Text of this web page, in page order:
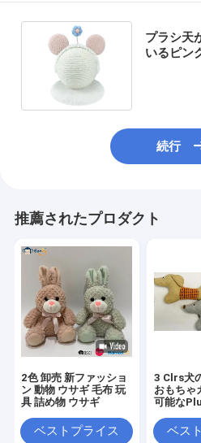
プラシ天
いるピン
続行
推薦されたプロダクト
2色 卸売 新ファッショ
ン 動物 ウサギ 毛布 玩
具 詰め物 ウサギ
ベストプライス
3 Clrs犬
おもちゃ
可能な
ベス